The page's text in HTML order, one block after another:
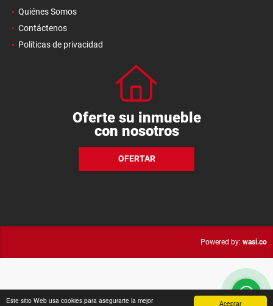
Aceptar
Este sitio Web usa cookies para asegurarte la mejor
Quiénes Somos
Contáctenos
Políticas de privacidad
Oferte su inmueble
con nosotros
OFERTAR
Powered by: wasi.co